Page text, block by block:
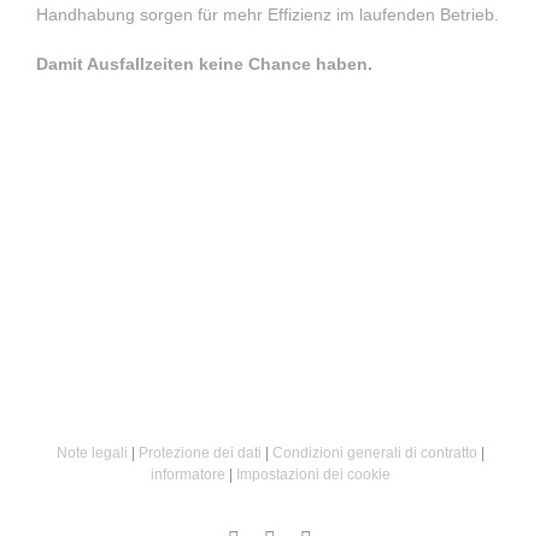
Handhabung sorgen für mehr Effizienz im laufenden Betrieb.
Damit Ausfallzeiten keine Chance haben.
Note legali Protezione dei dati Condizioni generali di contratto
informatore
Impostazioni dei cookie